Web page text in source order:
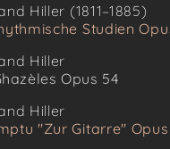
Hiller (1811–1885)
Studien
Hiller
Opus 54
Hiller
"Zur Gitarre" Opus